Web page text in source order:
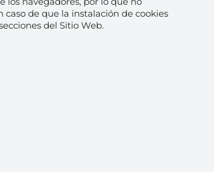
de que la instalación de cookies
del Sitio Web.